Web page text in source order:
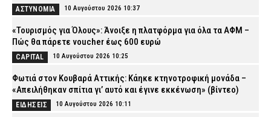
ΑΣΤΥΝΟΜΙΑ 10 Αυγούστου 2026 10:37
«Τουρισμός για Όλους»: Άνοιξε η πλατφόρμα για όλα τα ΑΦΜ –
Πώς θα πάρετε voucher έως 600 ευρώ
CAPITAL 10 Αυγούστου 2026 10:25
Φωτιά στον Κουβαρά Αττικής: Κάηκε κτηνοτροφική μονάδα –
«Απειλήθηκαν σπίτια γι’ αυτό και έγινε εκκένωση» (βίντεο)
ΕΙΔΗΣΕΙΣ 10 Αυγούστου 2026 10:11